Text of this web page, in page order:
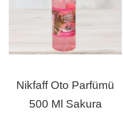
Nikfaff Oto Parfümü
500 Ml Sakura